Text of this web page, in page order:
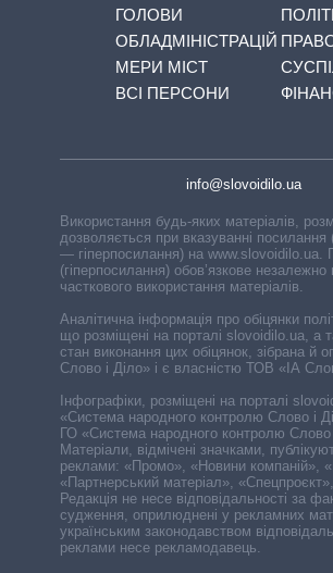
ГОЛОВИ
ОБЛАДМІНІСТРАЦІЙ
МЕРИ МІСТ
ВСІ ПЕРСОНИ
info@slovoidilo.ua
Використання будь-яких матеріалів,
дозволяється при вказуванні посилання
— гіперпосилання) на www.slovoidilo.ua.
(гіперпосилання) обов’язкове незалежно
часткового використання матеріалів.
Аналітична інформація про обіцянки
що розміщені на порталі slovoidilo.ua, а
стан виконання цих обіцянок, зібрана й
Слово і Діло» і є власністю ТОВ «ІА
Інфографіки, розміщені на порталі
«Система народного контролю Слово і
ГО «Система народного контролю Слово
Матеріали, відмічені значками,
реклами: «Промо», «Новини компаній»,
«Партнерський матеріал»,
Редакція не несе відповідальності за
судження, оприлюднені у рекламних
українським законодавством
реклами несе рекламодавець.